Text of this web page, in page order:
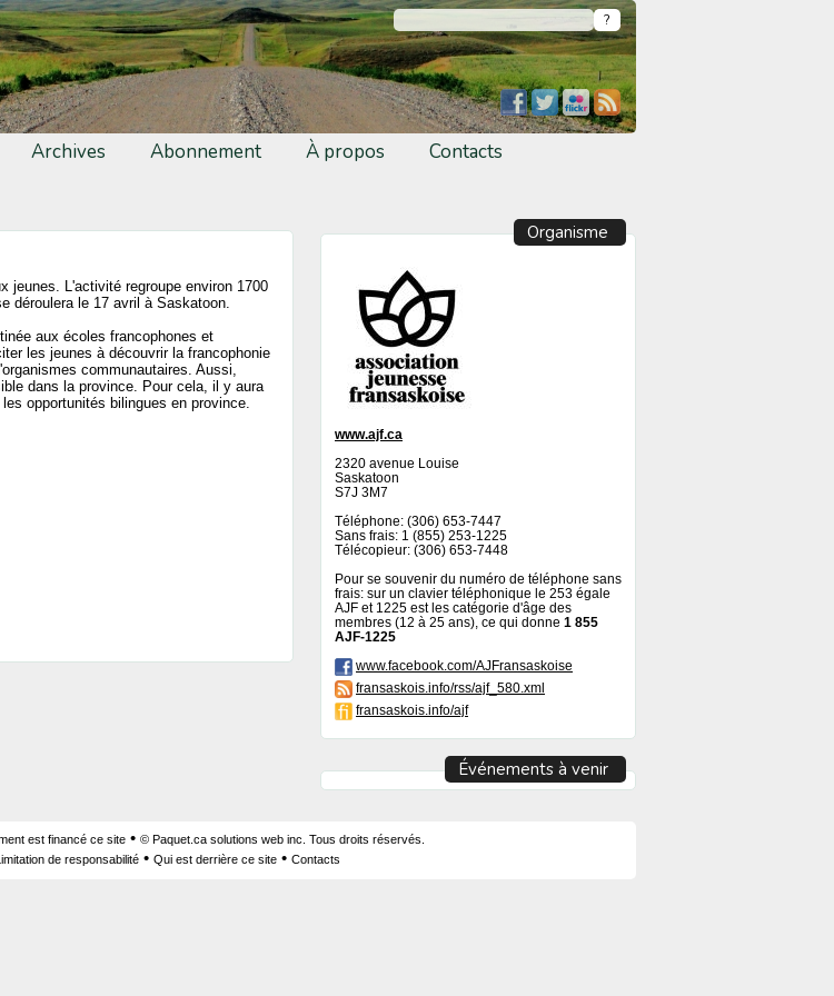
Archives Abonnement À propos Contacts
jeunes. L'activité regroupe environ 1700
déroulera le 17 avril à Saskatoon.
aux écoles francophones et
les jeunes à découvrir la francophonie
communautaires. Aussi,
dans la province. Pour cela, il y aura
opportunités bilingues en province.
Organisme
www.ajf.ca
2320 avenue Louise
Saskatoon
S7J 3M7
Téléphone: (306) 653-7447
Sans frais: 1 (855) 253-1225
Télécopieur: (306) 653-7448
Pour se souvenir du numéro de téléphone sans
frais: sur un clavier téléphonique le 253 égale
AJF et 1225 est les catégorie d'âge des
membres (12 à 25 ans), ce qui donne 1 855
AJF-1225
www.facebook.com/AJFransaskoise
fransaskois.info/rss/ajf_580.xml
fransaskois.info/ajf
Événements à venir
est financé ce site • © Paquet.ca solutions web inc. Tous droits réservés.
de responsabilité • Qui est derrière ce site • Contacts